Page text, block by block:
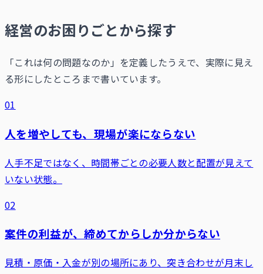
経営のお困りごとから探す
「これは何の問題なのか」を定義したうえで、実際に見え
る形にしたところまで書いています。
01
人を増やしても、現場が楽にならない
人手不足ではなく、時間帯ごとの必要人数と配置が見えて
いない状態。
02
案件の利益が、締めてからしか分からない
見積・原価・入金が別の場所にあり、突き合わせが月末し